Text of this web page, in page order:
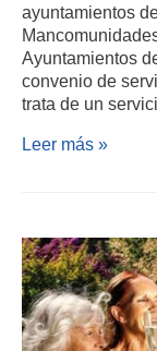
ayuntamientos
Ayuntamientos
convenio de
trata de un
Leer más »